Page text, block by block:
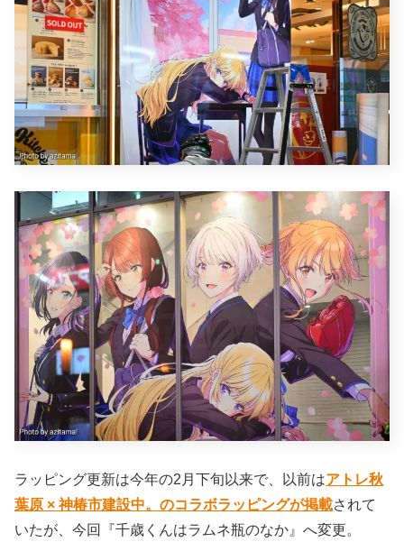
ラッピング更新は今年の2月下旬以来で、以前はアトレ秋
葉原 × 神椿市建設中。のコラボラッピングが掲載されて
いたが、今回『千歳くんはラムネ瓶のなか』へ変更。